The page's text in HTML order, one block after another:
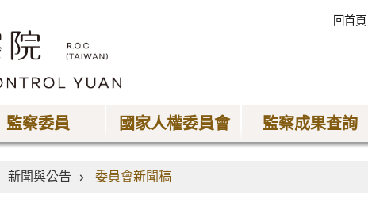
回首頁
監察委員 國家人權委員會 監察成果查詢
新聞與公告 委員會新聞稿